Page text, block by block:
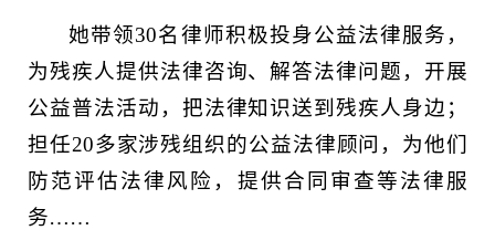
她带领30名律师积极投身公益法律服务，
为残疾人提供法律咨询、解答法律问题，开展
公益普法活动，把法律知识送到残疾人身边；
担任20多家涉残组织的公益法律顾问，为他们
防范评估法律风险，提供合同审查等法律服
务……